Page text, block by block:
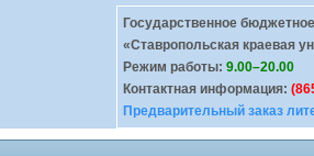
Государственное
«Ставропольская краевая
Режим работы: 9.00–20.00
Контактная информация:
Предварительный заказ